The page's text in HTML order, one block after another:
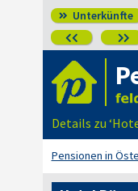
 Unterkünfte
 
Details zu
Pensionen in